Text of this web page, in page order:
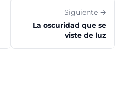
Siguiente →
La oscuridad que se
viste de luz